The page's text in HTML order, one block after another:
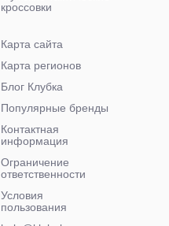
кроссовки
Карта сайта
Карта регионов
Блог Клубка
Популярные бренды
Контактная
информация
Ограничение
ответственности
Условия
пользования